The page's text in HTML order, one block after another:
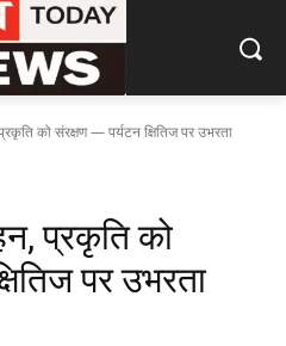
को संरक्षण — पर्यटन क्षितिज पर उभरता
प्रकृति को
पर उभरता